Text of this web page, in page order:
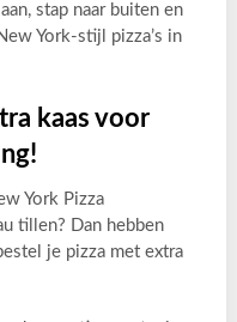
stap naar buiten en
York-stijl pizza’s in
kaas voor
York Pizza
tillen? Dan hebben
je pizza met extra